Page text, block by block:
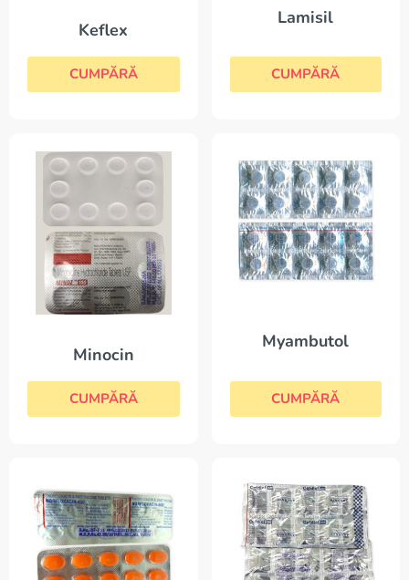
Keflex
CUMPĂRĂ
Lamisil
CUMPĂRĂ
Minocin
CUMPĂRĂ
Myambutol
CUMPĂRĂ